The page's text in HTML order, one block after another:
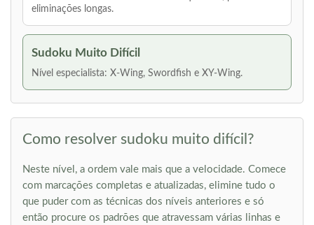
eliminações longas.
Sudoku Muito Difícil
Nível especialista: X-Wing, Swordfish e XY-Wing.
Como resolver sudoku muito difícil?
Neste nível, a ordem vale mais que a velocidade. Comece
com marcações completas e atualizadas, elimine tudo o
que puder com as técnicas dos níveis anteriores e só
então procure os padrões que atravessam várias linhas e